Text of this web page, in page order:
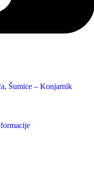
Šumice – Konjarnik